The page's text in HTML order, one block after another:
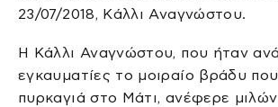
23/07/2018, Κάλλι Αναγνώστου.
Η Κάλλι Αναγνώστου, που ήταν
εγκαυματίες το μοιραίο βράδυ
πυρκαγιά στο Μάτι, ανέφερε